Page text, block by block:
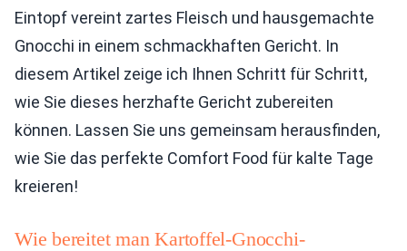
Eintopf vereint zartes Fleisch und hausgemachte
Gnocchi in einem schmackhaften Gericht. In
diesem Artikel zeige ich Ihnen Schritt für Schritt,
wie Sie dieses herzhafte Gericht zubereiten
können. Lassen Sie uns gemeinsam herausfinden,
wie Sie das perfekte Comfort Food für kalte Tage
kreieren!
Wie bereitet man Kartoffel-Gnocchi-